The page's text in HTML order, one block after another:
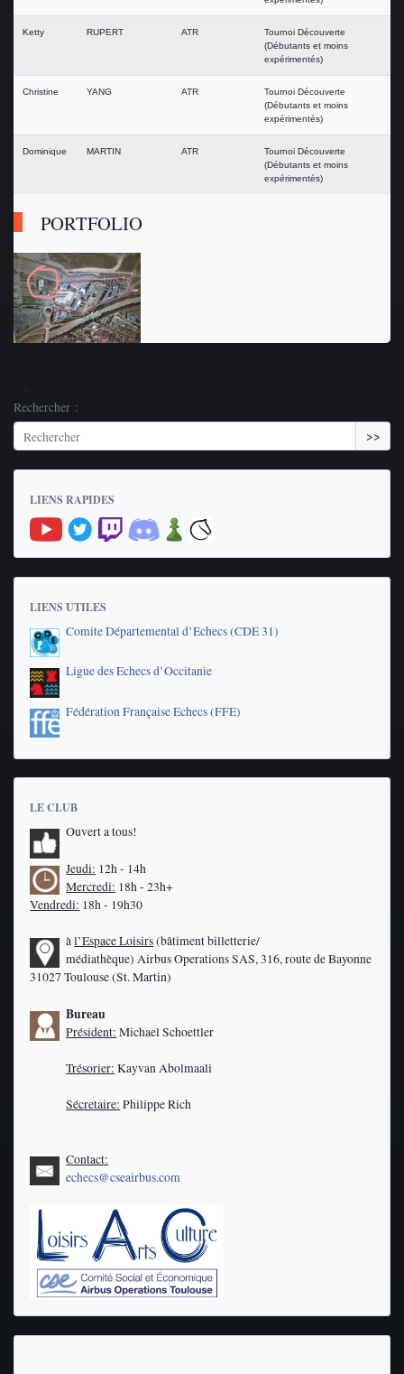
Ketty RUPERT ATR
Tournoi Découverte
(Débutants et moins
expérimentés)
Christine YANG ATR
Tournoi Découverte
(Débutants et moins
expérimentés)
Dominique MARTIN ATR
Tournoi Découverte
(Débutants et moins
expérimentés)
PORTFOLIO
Rechercher :
>>
LIENS RAPIDES
LIENS UTILES
Comite Départemental d’Echecs (CDE 31)
Ligue des Echecs d’Occitanie
Fédération Française Echecs (FFE)
LE CLUB
Ouvert a tous!
Jeudi: 12h - 14h
Mercredi: 18h - 23h+
Vendredi: 18h - 19h30
àl’Espace Loisirs(bâtiment billetterie/
médiathèque)Airbus Operations SAS, 316, route de Bayonne
31027 Toulouse (St. Martin)
Bureau
Président: Michael Schoettler
Trésorier: Kayvan Abolmaali
Sécretaire: Philippe Rich
Contact:
echecs@cseairbus.com